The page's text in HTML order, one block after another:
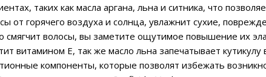
таких как масла аргана, льна и ситника, что
от горячего воздуха и солнца, увлажнит сухие,
волосы, вы заметите ощутимое повышение их
витамином Е, так же масло льна запечатывает
компоненты, которые позволят избежать